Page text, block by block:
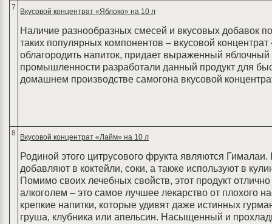
7 Вкусовой концентрат «Яблоко» на 10 л
Наличие разнообразных смесей и вкусовых добавок
таких популярных компонентов – вкусовой
облагородить напиток, придает выраженный
промышленности разработали данный продукт для
домашнем производстве самогона вкусовой
8 Вкусовой концентрат «Лайм» на 10 л
Родиной этого цитрусового фрукта являются
добавляют в коктейли, соки, а также используют в
Помимо своих лечебных свойств, этот продукт
алкоголем – это самое лучшее лекарство от плохого
крепкие напитки, которые удивят даже истинных
груша, клубника или апельсин. Насыщенный и